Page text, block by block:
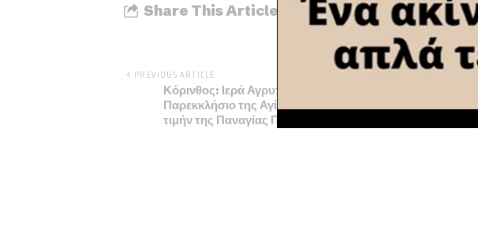
Share This Article
PREVIOUS ARTICLE
Κόρινθος: Ιερά Αγρυπνία στο
Παρεκκλήσιο της Αγίας Φωτεινής, προς
τιμήν της Παναγίας Παραμυθίας